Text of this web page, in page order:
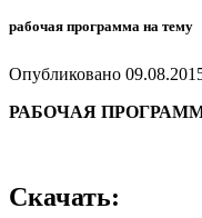
рабочая программа на тему
Опубликовано
РАБОЧАЯ
Скачать: